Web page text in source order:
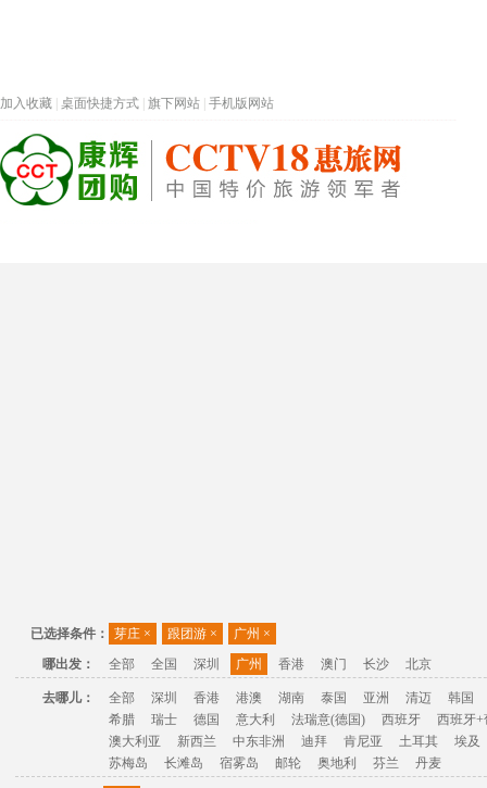
加入收藏 桌面快捷方式 旗下网站 手机版网站
已选择条件： 芽庄 × 跟团游 × 广州 ×
哪出发：
全部 全国 深圳 广州 香港 澳门 长沙 北京
去哪儿： 全部 深圳 香港 港澳 湖南 泰国 亚洲 清迈
韩国
希腊
瑞士 德国 意大利 法瑞意(德国) 西班牙
西班牙+
澳大利亚
新西兰 中东非洲 迪拜 肯尼亚 土耳其
埃及
苏梅岛
长滩岛 宿雾岛 邮轮 奥地利 芬兰 丹麦